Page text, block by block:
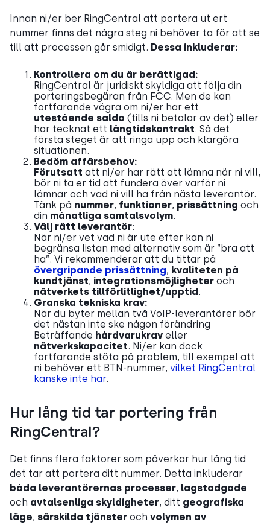
Innan ni/er ber RingCentral att portera ut ert
nummer finns det några steg ni behöver ta för att se
till att processen går smidigt. Dessa inkluderar:
Kontrollera om du är berättigad:
RingCentral är juridiskt skyldiga att följa din
porteringsbegäran från FCC. Men de kan
fortfarande vägra om ni/er har ett
utestående saldo (tills ni betalar av det) eller
har tecknat ett långtidskontrakt. Så det
första steget är att ringa upp och klargöra
situationen.
Bedöm affärsbehov:
Förutsatt att ni/er har rätt att lämna när ni vill,
bör ni ta er tid att fundera över varför ni
lämnar och vad ni vill ha från nästa leverantör.
Tänk på nummer, funktioner, prissättning och
din månatliga samtalsvolym.
Välj rätt leverantör:
När ni/er vet vad ni är ute efter kan ni
begränsa listan med alternativ som är ”bra att
ha”. Vi rekommenderar att du tittar på
övergripande prissättning, kvaliteten på
kundtjänst, integrationsmöjligheter och
nätverkets tillförlitlighet/upptid.
Granska tekniska krav:
När du byter mellan två VoIP-leverantörer bör
det nästan inte ske någon förändring
Beträffande hårdvarukrav eller
nätverkskapacitet. Ni/er kan dock
fortfarande stöta på problem, till exempel att
ni behöver ett BTN-nummer, vilket RingCentral
kanske inte har.
Hur lång tid tar portering från
RingCentral?
Det finns flera faktorer som påverkar hur lång tid
det tar att portera ditt nummer. Detta inkluderar
båda leverantörernas processer, lagstadgade
och avtalsenliga skyldigheter, ditt geografiska
läge, särskilda tjänster och volymen av